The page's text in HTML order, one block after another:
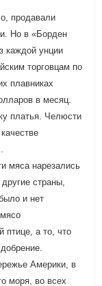
продавали
Но в «Борден
каждой унции
торговцам по
плавниках
в месяц.
платья. Челюсти
мяса нарезались
страны,
и нет
птице, а то, что
Америки, в
моря, во всех